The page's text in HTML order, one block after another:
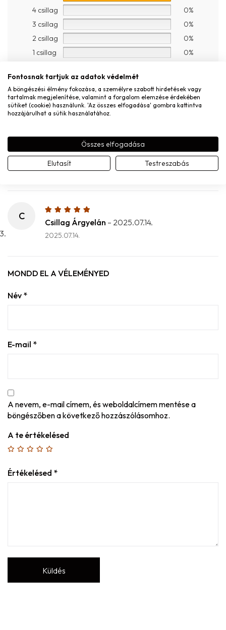
4 csillag
0%
3 csillag
0%
2 csillag
0%
1 csillag
0%
S
Sára G.–2025.06.15.
2025.06.15.
E
Eszter Jánvári–2025.07.12.
2025.07.12.
C
Csillag Árgyelán – 2025.07.14.
2025.07.14.
MONDD EL A VÉLEMÉNYED
Név *
E-mail *
A nevem, e-mail címem, és weboldalcímem mentése a
böngészőben a következő hozzászólásomhoz.
A te értékelésed
Értékelésed *
Fontosnak tartjuk az adatok védelmét
A böngészési élmény fokozása, a személyre szabott hirdetések vagy
tartalmak megjelenítése, valamint a forgalom elemzése érdekében
sütiket (cookie) használunk. 'Az összes elfogadása' gombra kattintva
hozzájárulhat a sütik használatához.
Összes elfogadása
Elutasít Testreszabás